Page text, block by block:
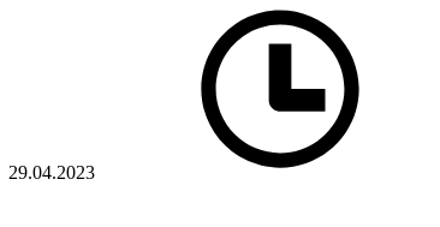
29.04.2023